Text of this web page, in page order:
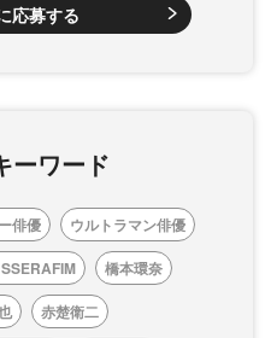
応募する
ーワード
俳優
ウルトラマン俳優
橋本環奈
赤楚衛二